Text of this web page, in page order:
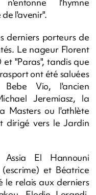
l'avenir".
derniers porteurs de
Le nageur Florent
"Paras", tandis que
ont été saluées
Bebe Vio, l'ancien
Jeremiasz, la
Masters ou l'athlète
dirigé vers le Jardin
Assia El Hannouni
et Béatrice
le relais aux derniers